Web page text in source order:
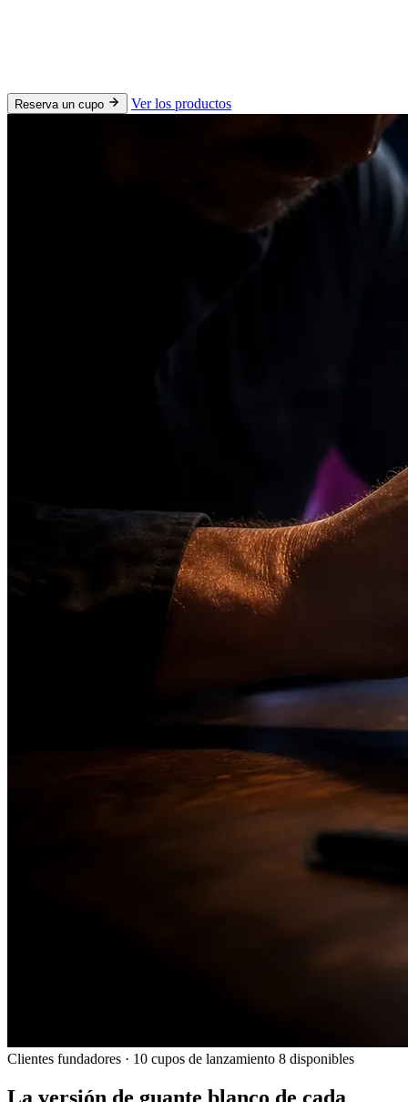
Reserva un cupo Ver los productos
Clientes fundadores · 10 cupos de lanzamiento 8 disponibles